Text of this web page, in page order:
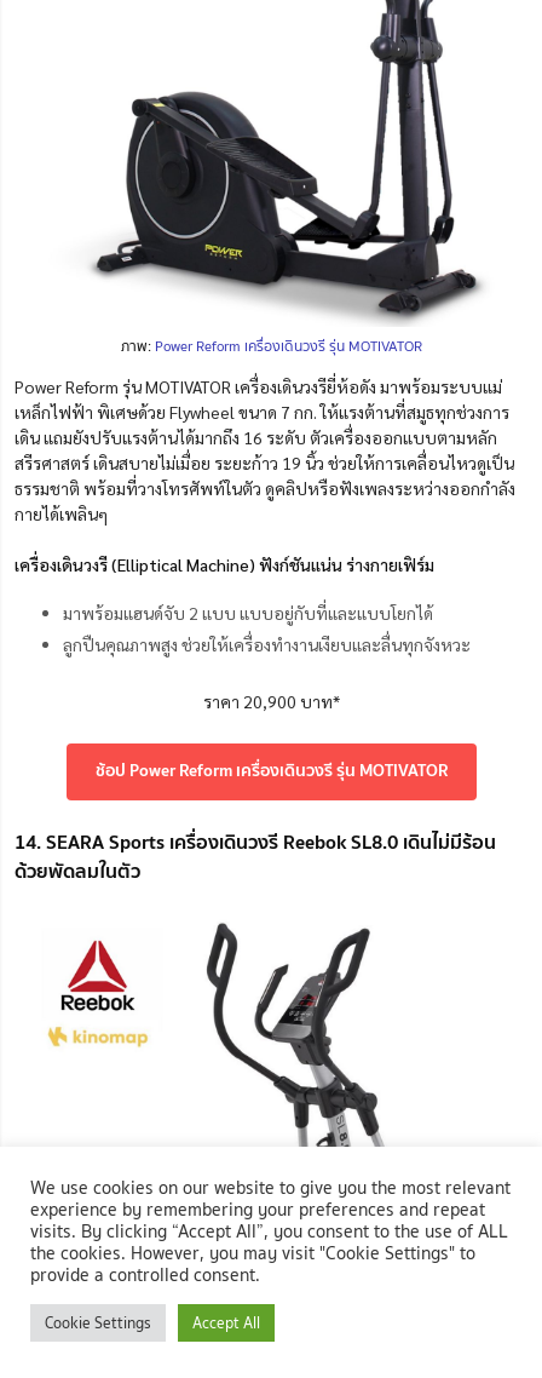
ภาพ: Power Reform เครื่องเดินวงรี รุ่น MOTIVATOR
Power Reform รุ่น MOTIVATOR เครื่องเดินวงรียี่ห้อดัง มาพร้อมระบบแม่
เหล็กไฟฟ้า พิเศษด้วย Flywheel ขนาด 7 กก. ให้แรงต้านที่สมูธทุกช่วงการ
เดิน แถมยังปรับแรงต้านได้มากถึง 16 ระดับ ตัวเครื่องออกแบบตามหลัก
สรีรศาสตร์ เดินสบายไม่เมื่อย ระยะก้าว 19 นิ้ว ช่วยให้การเคลื่อนไหวดูเป็น
ธรรมชาติ พร้อมที่วางโทรศัพท์ในตัว ดูคลิปหรือฟังเพลงระหว่างออกกำลัง
กายได้เพลินๆ
เครื่องเดินวงรี (Elliptical Machine) ฟังก์ชันแน่น ร่างกายเฟิร์ม
มาพร้อมแฮนด์จับ 2 แบบ แบบอยู่กับที่และแบบโยกได้
ลูกปืนคุณภาพสูง ช่วยให้เครื่องทำงานเงียบและลื่นทุกจังหวะ
ราคา 20,900 บาท*
ช้อป Power Reform เครื่องเดินวงรี รุ่น MOTIVATOR
14. SEARA Sports เครื่องเดินวงรี Reebok SL8.0 เดินไม่มีร้อน
ด้วยพัดลมในตัว
We use cookies on our website to give you the most relevant
experience by remembering your preferences and repeat
visits. By clicking “Accept All”, you consent to the use of ALL
the cookies. However, you may visit "Cookie Settings" to
provide a controlled consent.
Cookie Settings Accept All